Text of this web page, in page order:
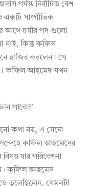
পর্যন্ত নির্বাচিত বেশ
একটি সাংগীতিক
আগে চর্যার পদ গুলো
নাই, কিন্তু কফিল
হাজির করলেন। যে
কফিল আহমেদ যখন
পাবো?’
কথা নয়, এ যেনো
কফিল আহমেদের
যার পরিবেশনা
কফিল আহমেদ
তুলেছিলেন, যেমনটা